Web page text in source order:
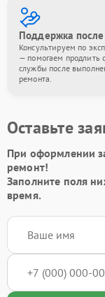
Поддержка после
Консультируем по
— помогаем продлить
службы после
ремонта.
Оставьте
При оформлении
ремонт!
Заполните поля
время.